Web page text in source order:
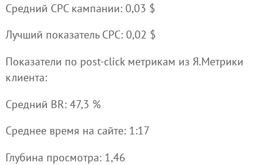
Средний CPC кампании: 0,03 $
Лучший показатель CPC: 0,02 $
Показатели по post-click метрикам из Я.Метрики
клиента:
Средний BR: 47,3 %
Среднее время на сайте: 1:17
Глубина просмотра: 1,46